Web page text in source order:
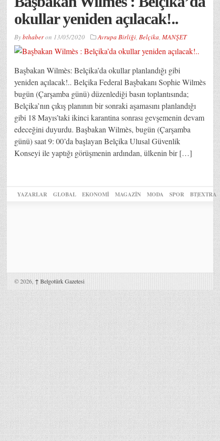
okullar yeniden açılacak!..
Bybthaberon 13/05/2020 Avrupa Birliği, Belçika, MANŞET
Başbakan Wilmès: Belçika’da okullar planlandığı gibi
yeniden açılacak!.. Belçika Federal Başbakanı Sophie Wilmès
bugün (Çarşamba günü) düzenlediği basın toplantısında;
Belçika’nın çıkış planının bir sonraki aşamasını planlandığı
gibi 18 Mayıs’taki ikinci karantina sonrası gevşemenin devam
edeceğini duyurdu. Başbakan Wilmès, bugün (Çarşamba
günü) saat 9: 00’da başlayan Belçika Ulusal Güvenlik
Konseyi ile yaptığı görüşmenin ardından, ülkenin bir […]
YAZARLAR GLOBAL EKONOMİ MAGAZİN MODA SPOR BT|EXTRA
© 2026, ↑ Belgotürk Gazetesi